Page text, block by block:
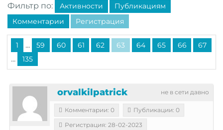
Фильтр по: Активности
Публикациям
Комментарии
Регистрация
1 ... 59 60 61 62 63 64 65 66 67
... 135
не в сети давно
orvalkilpatrick
Комментарии: 0
Публикации: 0
Регистрация: 28-02-2023